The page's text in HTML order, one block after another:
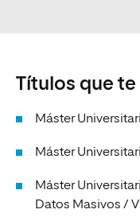
Títulos que
Máster
Máster
Máster
Datos Masivos /